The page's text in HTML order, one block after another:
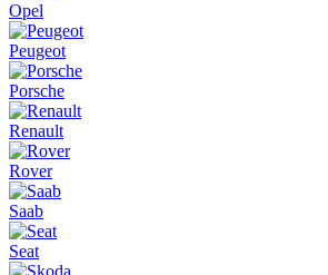
Opel
Peugeot
Porsche
Renault
Rover
Saab
Seat